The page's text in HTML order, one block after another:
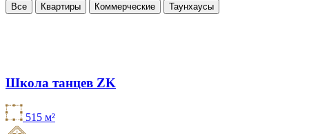
Все Квартиры Коммерческие Таунхаусы
Школа танцев ZK
515 м²